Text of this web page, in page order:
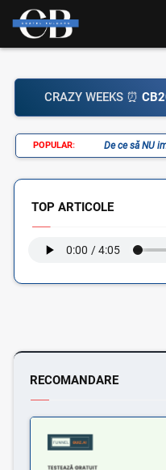
POPULAR: De ce să NU
CRAZY WEEKS ⏰
TOP ARTICOLE
RECOMANDARE